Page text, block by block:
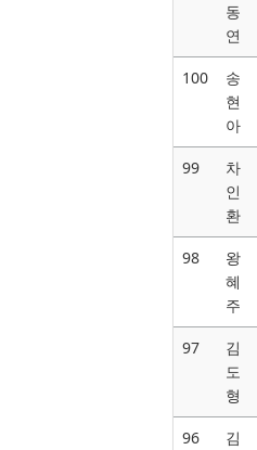
동
연
100
송
현
아
99
차
인
환
98
왕
혜
주
97
김
도
형
96
김